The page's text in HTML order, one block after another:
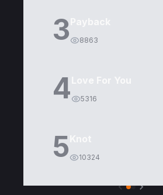
3 8863
4 5316
5 10324